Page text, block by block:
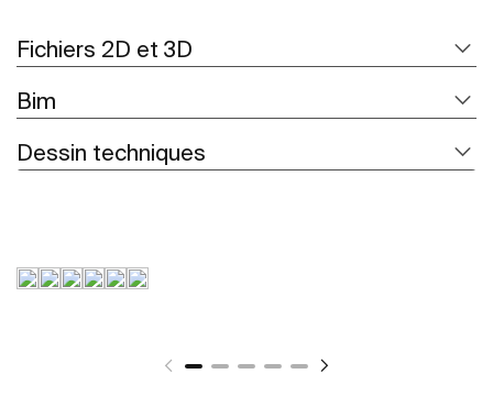
Fichiers 2D et 3D
Bim
Dessin techniques